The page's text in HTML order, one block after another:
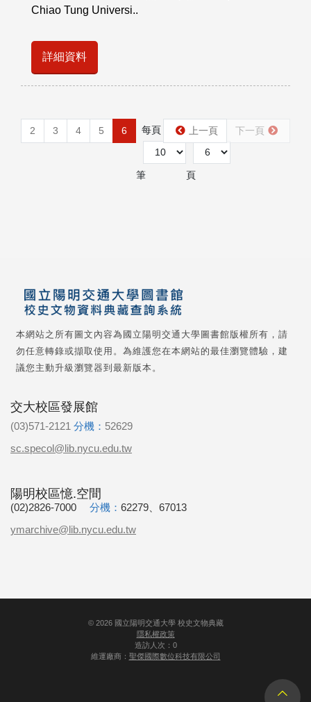
Chiao Tung Universi..
詳細資料
2 3 4 5 6 每頁
筆
第
頁
上一頁 下一頁
本網站之所有圖文內容為國立陽明交通大學圖書館版權所有，請
勿任意轉錄或擷取使用。為維護您在本網站的最佳瀏覽體驗，建
議您主動升級瀏覽器到最新版本。
交大校區發展館
(03)571-2121 分機： 52629
sc.specol@lib.nycu.edu.tw
陽明校區憶.空間
(02)2826-7000 分機： 62279、67013
ymarchive@lib.nycu.edu.tw
© 2026國立陽明交通大學 校史文物典藏
隱私權政策
造訪人次：0
維運廠商： 聖傑國際數位科技有限公司